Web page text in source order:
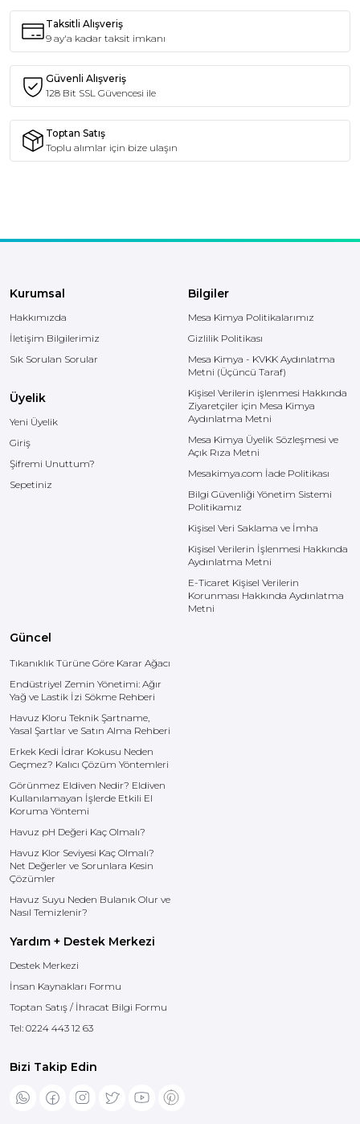
Taksitli Alışveriş
9 ay'a kadar taksit imkanı
Güvenli Alışveriş
128 Bit SSL Güvencesi ile
Toptan Satış
Toplu alımlar için bize ulaşın
Kurumsal
Hakkımızda
İletişim Bilgilerimiz
Sık Sorulan Sorular
Üyelik
Yeni Üyelik
Giriş
Şifremi Unuttum?
Sepetiniz
Bilgiler
Mesa Kimya Politikalarımız
Gizlilik Politikası
Mesa Kimya - KVKK Aydınlatma
Metni (Üçüncü Taraf)
Kişisel Verilerin işlenmesi Hakkında
Ziyaretçiler için Mesa Kimya
Aydınlatma Metni
Mesa Kimya Üyelik Sözleşmesi ve
Açık Rıza Metni
Mesakimya.com İade Politikası
Bilgi Güvenliği Yönetim Sistemi
Politikamız
Kişisel Veri Saklama ve İmha
Kişisel Verilerin İşlenmesi Hakkında
Aydınlatma Metni
E-Ticaret Kişisel Verilerin
Korunması Hakkında Aydınlatma
Metni
Güncel
Tıkanıklık Türüne Göre Karar Ağacı
Endüstriyel Zemin Yönetimi: Ağır
Yağ ve Lastik İzi Sökme Rehberi
Havuz Kloru Teknik Şartname,
Yasal Şartlar ve Satın Alma Rehberi
Erkek Kedi İdrar Kokusu Neden
Geçmez? Kalıcı Çözüm Yöntemleri
Görünmez Eldiven Nedir? Eldiven
Kullanılamayan İşlerde Etkili El
Koruma Yöntemi
Havuz pH Değeri Kaç Olmalı?
Havuz Klor Seviyesi Kaç Olmalı?
Net Değerler ve Sorunlara Kesin
Çözümler
Havuz Suyu Neden Bulanık Olur ve
Nasıl Temizlenir?
Yardım + Destek Merkezi
Destek Merkezi
İnsan Kaynakları Formu
Toptan Satış / İhracat Bilgi Formu
Tel: 0224 443 12 63
Bizi Takip Edin